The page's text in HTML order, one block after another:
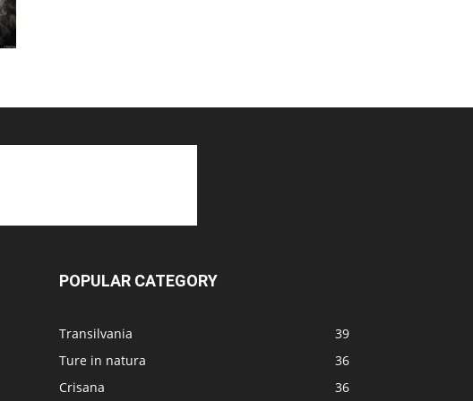
POPULAR CATEGORY
Transilvania
39
Ture in natura
36
Crisana
36